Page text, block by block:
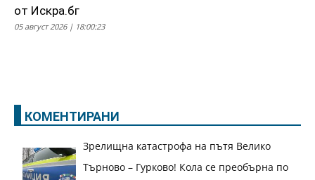
от Искра.бг
05 август 2026 | 18:00:23
КОМЕНТИРАНИ
Зрелищна катастрофа на пътя Велико
Търново – Гурково! Кола се преобърна по